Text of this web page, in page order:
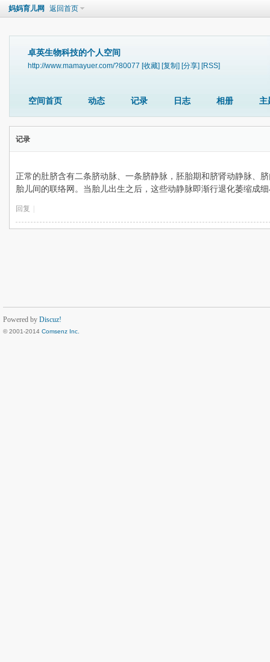
妈妈育儿网 返回首页
卓英生物科技的个人空间
http://www.mamayuer.com/?80077 [收藏] [复制] [分享] [RSS]
空间首页 动态 记录 日志 相册 主
记录
正常的肚脐含有二条脐动脉、一条脐静脉，胚胎期和脐肾动静脉、
胎儿间的联络网。当胎儿出生之后，这些动静脉即渐行退化萎缩成
回复
Powered by Discuz!
© 2001-2014 Comsenz Inc.